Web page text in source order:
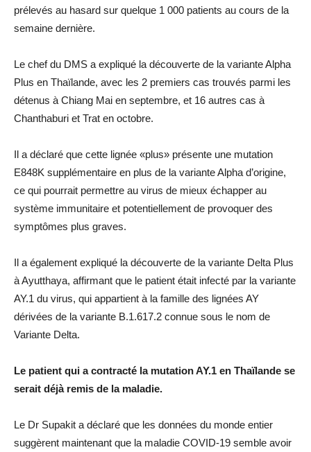
prélevés au hasard sur quelque 1 000 patients au cours de la
semaine dernière.
Le chef du DMS a expliqué la découverte de la variante Alpha
Plus en Thaïlande, avec les 2 premiers cas trouvés parmi les
détenus à Chiang Mai en septembre, et 16 autres cas à
Chanthaburi et Trat en octobre.
Il a déclaré que cette lignée «plus» présente une mutation
E848K supplémentaire en plus de la variante Alpha d’origine,
ce qui pourrait permettre au virus de mieux échapper au
système immunitaire et potentiellement de provoquer des
symptômes plus graves.
Il a également expliqué la découverte de la variante Delta Plus
à Ayutthaya, affirmant que le patient était infecté par la variante
AY.1 du virus, qui appartient à la famille des lignées AY
dérivées de la variante B.1.617.2 connue sous le nom de
Variante Delta.
Le patient qui a contracté la mutation AY.1 en Thaïlande se
serait déjà remis de la maladie.
Le Dr Supakit a déclaré que les données du monde entier
suggèrent maintenant que la maladie COVID-19 semble avoir